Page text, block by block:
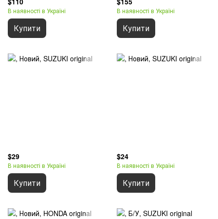
В наявності в Україні
Купити
В наявності в Україні
Купити
$29
В наявності в Україні
Купити
$24
В наявності в Україні
Купити